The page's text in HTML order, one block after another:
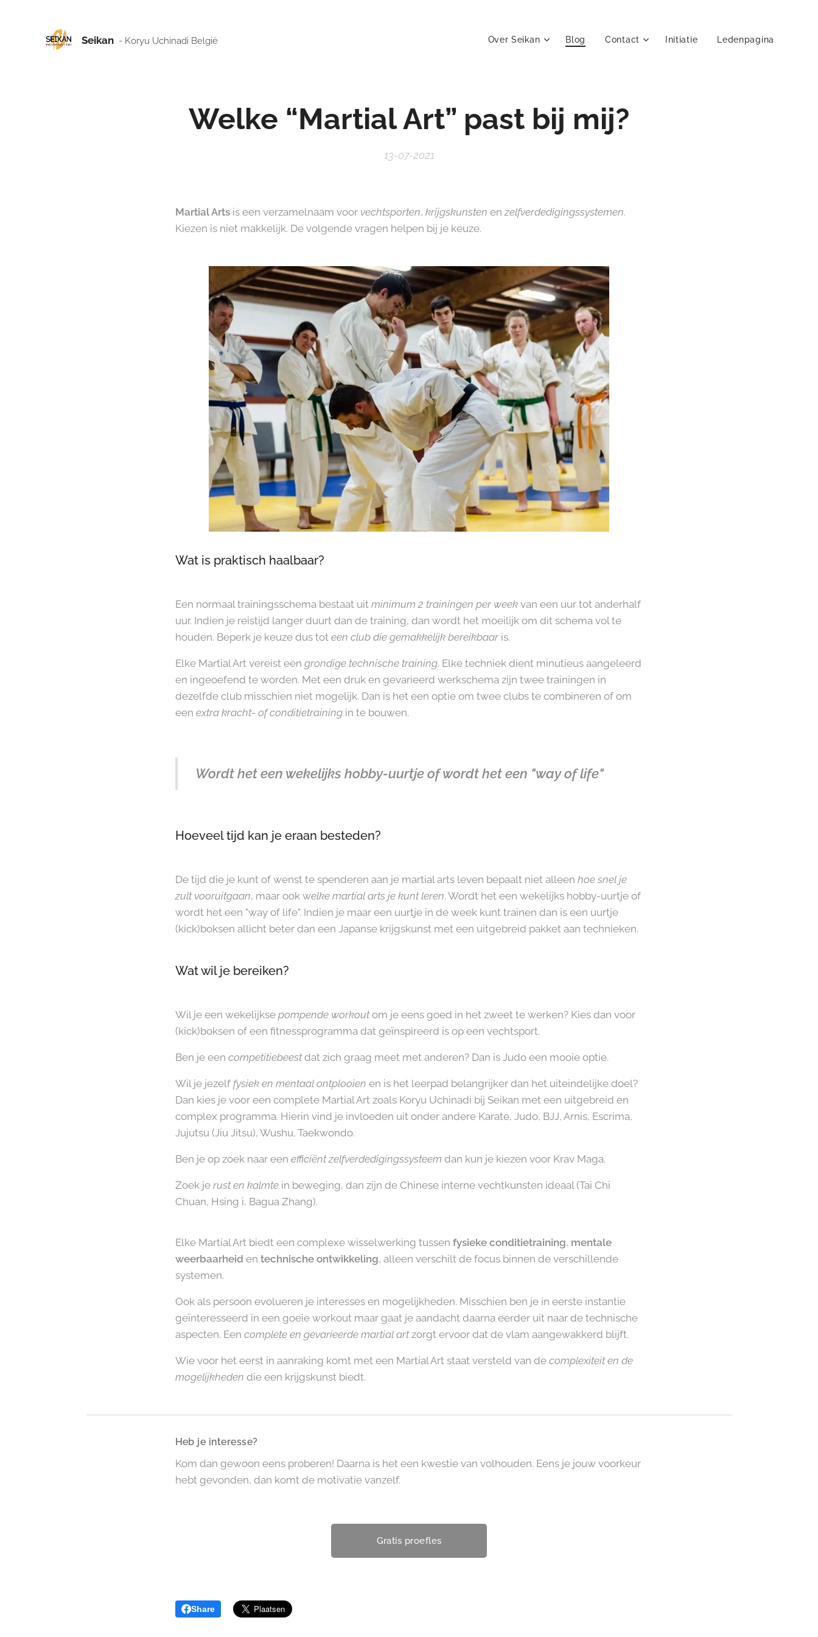
Seikan - Koryu Uchinadi België Over Seikan Blog Contact Initiatie Ledenpagina
Welke “Martial Art” past bij mij?
13-07-2021
Martial Arts is een verzamelnaam voor vechtsporten, krijgskunsten enzelfverdedigingssystemen.
Kiezen is niet makkelijk. De volgende vragen helpen bij je keuze.
Wat is praktisch haalbaar?
Een normaal trainingsschema bestaat uit minimum 2 trainingen per weekvan een uur tot anderhalf
uur. Indien je reistijd langer duurt dan de training, dan wordt het moeilijk om dit schema vol te
houden. Beperk je keuze dus tot een club die gemakkelijk bereikbaaris.
Elke Martial Art vereist een grondige technische training. Elke techniek dient minutieus aangeleerd
en ingeoefend te worden. Met een druk en gevarieerd werkschema zijn twee trainingen in
dezelfde club misschien niet mogelijk. Dan is het een optie om twee clubs te combineren of om
een extra kracht- of conditietrainingin te bouwen.
Wordt het een wekelijks hobby-uurtje of wordt het een "way of life"
Hoeveel tijd kan je eraan besteden?
De tijd die je kunt of wenst te spenderen aan je martial arts leven bepaalt niet alleen hoe snel je
zult vooruitgaan, maar ook welke martial arts je kunt leren. Wordt het een wekelijks hobby-uurtje of
wordt het een "way of life". Indien je maar een uurtje in de week kunt trainen dan is een uurtje
(kick)boksen allicht beter dan een Japanse krijgskunst met een uitgebreid pakket aan technieken.
Wat wil je bereiken?
Wil je een wekelijkse pompende workoutom je eens goed in het zweet te werken? Kies dan voor
(kick)boksen of een fitnessprogramma dat geïnspireerd is op een vechtsport.
Ben je een competitiebeestdat zich graag meet met anderen? Dan is Judo een mooie optie.
Wil je jezelf fysiek en mentaal ontplooien en is het leerpad belangrijker dan het uiteindelijke doel?
Dan kies je voor een complete Martial Art zoals Koryu Uchinadi bij Seikan met een uitgebreid en
complex programma. Hierin vind je invloeden uit onder andere Karate, Judo, BJJ, Arnis, Escrima,
Jujutsu (Jiu Jitsu), Wushu, Taekwondo.
Ben je op zoek naar een efficiënt zelfverdedigingssysteem dan kun je kiezen voor Krav Maga.
Zoek je rust en kalmte in beweging, dan zijn de Chinese interne vechtkunsten ideaal (Tai Chi
Chuan, Hsing i, Bagua Zhang).
Elke Martial Art biedt een complexe wisselwerking tussen fysieke conditietraining, mentale
weerbaarheid en technische ontwikkeling, alleen verschilt de focus binnen de verschillende
systemen.
Ook als persoon evolueren je interesses en mogelijkheden. Misschien ben je in eerste instantie
geïnteresseerd in een goeie workout maar gaat je aandacht daarna eerder uit naar de technische
aspecten. Een complete en gevarieerde martial artzorgt ervoor dat de vlam aangewakkerd blijft.
Wie voor het eerst in aanraking komt met een Martial Art staat versteld van de complexiteit en de
mogelijkheden die een krijgskunst biedt.
Heb je interesse?
Kom dan gewoon eens proberen! Daarna is het een kwestie van volhouden. Eens je jouw voorkeur
hebt gevonden, dan komt de motivatie vanzelf.
Gratis proefles
Share